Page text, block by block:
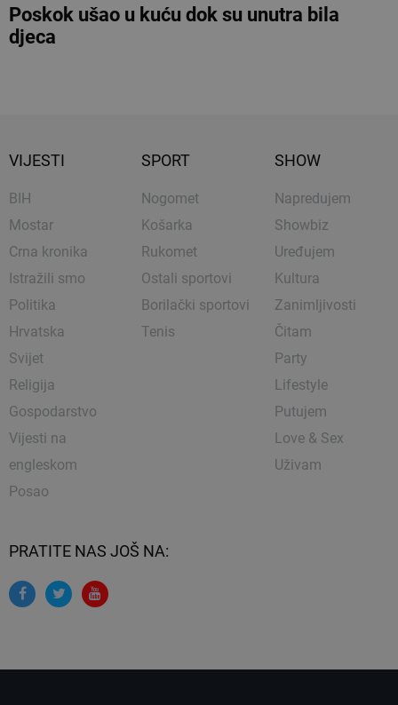
Poskok ušao u kuću dok su unutra bila
djeca
VIJESTI
BIH
Mostar
Crna kronika
Istražili smo
Politika
Hrvatska
Svijet
Religija
Gospodarstvo
Vijesti na
engleskom
Posao
SPORT
Nogomet
Košarka
Rukomet
Ostali sportovi
Borilački sportovi
Tenis
SHOW
Napredujem
Showbiz
Uređujem
Kultura
Zanimljivosti
Čitam
Party
Lifestyle
Putujem
Love & Sex
Uživam
PRATITE NAS JOŠ NA: